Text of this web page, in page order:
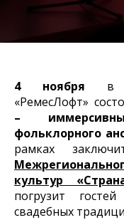
4 ноября в
«РемесЛофт»
–
фольклорного
рамках
культур
погрузит
свадебных